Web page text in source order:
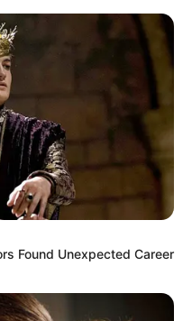
Found Unexpected Career